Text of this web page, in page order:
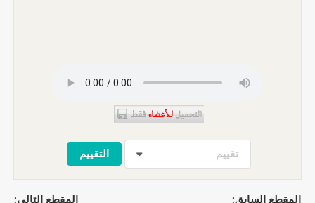
تقييم
المقطع السابق:
المقطع التالي: